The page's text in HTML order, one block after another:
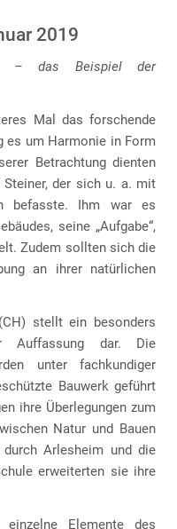
2019
– das Beispiel der
Mal das forschende
es um Harmonie in Form
Betrachtung dienten
Steiner, der sich u. a. mit
befasste. Ihm war es
seine „Aufgabe“,
Zudem sollten sich die
an ihrer natürlichen
stellt ein besonders
Auffassung dar. Die
unter fachkundiger
Bauwerk geführt
ihre Überlegungen zum
Natur und Bauen
durch Arlesheim und die
erweiterten sie ihre
einzelne Elemente des